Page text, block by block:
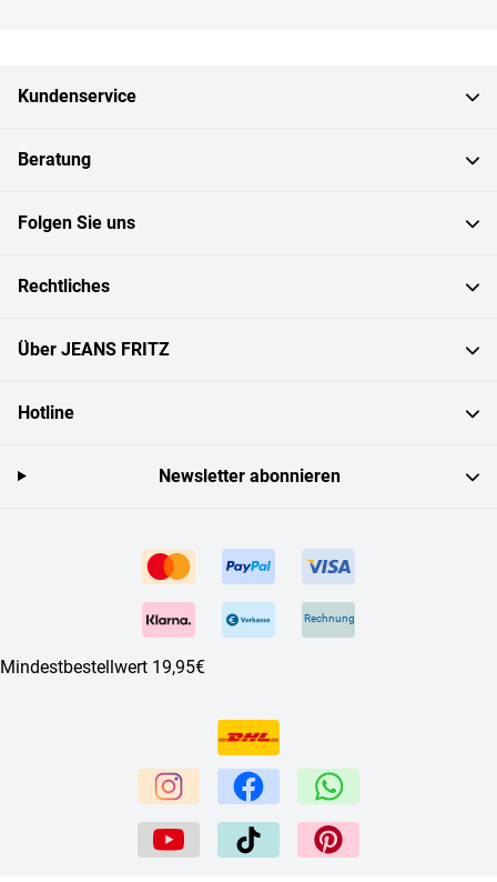
Kundenservice
Beratung
Folgen Sie uns
Rechtliches
Über JEANS FRITZ
Hotline
Rechnung
Mindestbestellwert 19,95€
Newsletter abonnieren